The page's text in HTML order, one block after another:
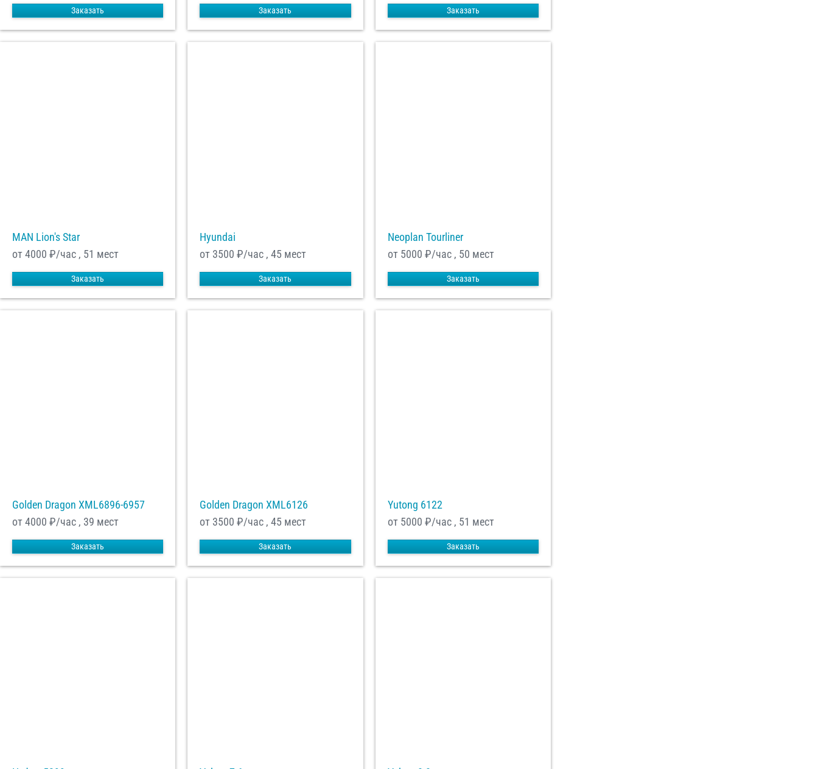
Заказать Заказать Заказать
MAN Lion's Star
от 4000 ₽/час , 51 мест
Заказать
Hyundai
от 3500 ₽/час , 45 мест
Заказать
Neoplan Tourliner
от 5000 ₽/час , 50 мест
Заказать
Golden Dragon XML6896-6957
от 4000 ₽/час , 39 мест
Заказать
Golden Dragon XML6126
от 3500 ₽/час , 45 мест
Заказать
Yutong 6122
от 5000 ₽/час , 51 мест
Заказать